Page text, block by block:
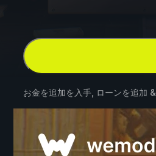
お金を追加を入手, ローンを追加 &